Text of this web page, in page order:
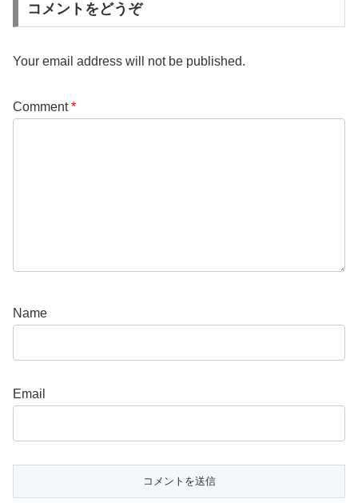
コメントをどうぞ
Your email address will not be published.
Comment*
Name
Email